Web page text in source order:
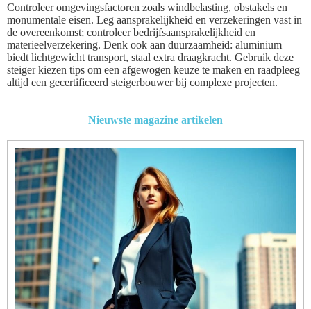
Controleer omgevingsfactoren zoals windbelasting, obstakels en
monumentale eisen. Leg aansprakelijkheid en verzekeringen vast in
de overeenkomst; controleer bedrijfsaansprakelijkheid en
materieelverzekering. Denk ook aan duurzaamheid: aluminium
biedt lichtgewicht transport, staal extra draagkracht. Gebruik deze
steiger kiezen tips om een afgewogen keuze te maken en raadpleeg
altijd een gecertificeerd steigerbouwer bij complexe projecten.
Nieuwste magazine artikelen